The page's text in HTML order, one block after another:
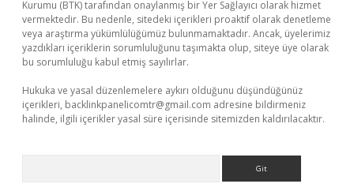
Kurumu (BTK) tarafından onaylanmış bir Yer Sağlayıcı olarak hizmet
vermektedir. Bu nedenle, sitedeki içerikleri proaktif olarak denetleme
veya araştırma yükümlülüğümüz bulunmamaktadır. Ancak, üyelerimiz
yazdıkları içeriklerin sorumluluğunu taşımakta olup, siteye üye olarak
bu sorumluluğu kabul etmiş sayılırlar.
Hukuka ve yasal düzenlemelere aykırı olduğunu düşündüğünüz
içerikleri, backlinkpanelicomtr@gmail.com adresine bildirmeniz
halinde, ilgili içerikler yasal süre içerisinde sitemizden kaldırılacaktır.